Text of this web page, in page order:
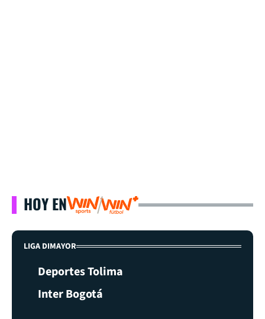
HOY EN
LIGA DIMAYOR
Deportes Tolima
Inter Bogotá